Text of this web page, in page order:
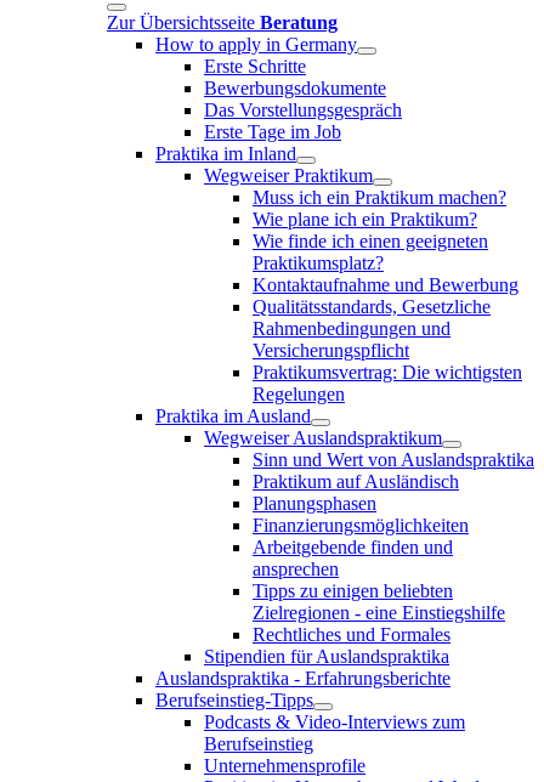
Zur Übersichtsseite Beratung
How to apply in Germany
Erste Schritte
Bewerbungsdokumente
Das Vorstellungsgespräch
Erste Tage im Job
Praktika im Inland
Wegweiser Praktikum
Muss ich ein Praktikum machen?
Wie plane ich ein Praktikum?
Wie finde ich einen geeigneten
Praktikumsplatz?
Kontaktaufnahme und Bewerbung
Qualitätsstandards, Gesetzliche
Rahmenbedingungen und
Versicherungspflicht
Praktikumsvertrag: Die wichtigsten
Regelungen
Praktika im Ausland
Wegweiser Auslandspraktikum
Sinn und Wert von Auslandspraktika
Praktikum auf Ausländisch
Planungsphasen
Finanzierungsmöglichkeiten
Arbeitgebende finden und
ansprechen
Tipps zu einigen beliebten
Zielregionen - eine Einstiegshilfe
Rechtliches und Formales
Stipendien für Auslandspraktika
Auslandspraktika - Erfahrungsberichte
Berufseinstieg-Tipps
Podcasts & Video-Interviews zum
Berufseinstieg
Unternehmensprofile